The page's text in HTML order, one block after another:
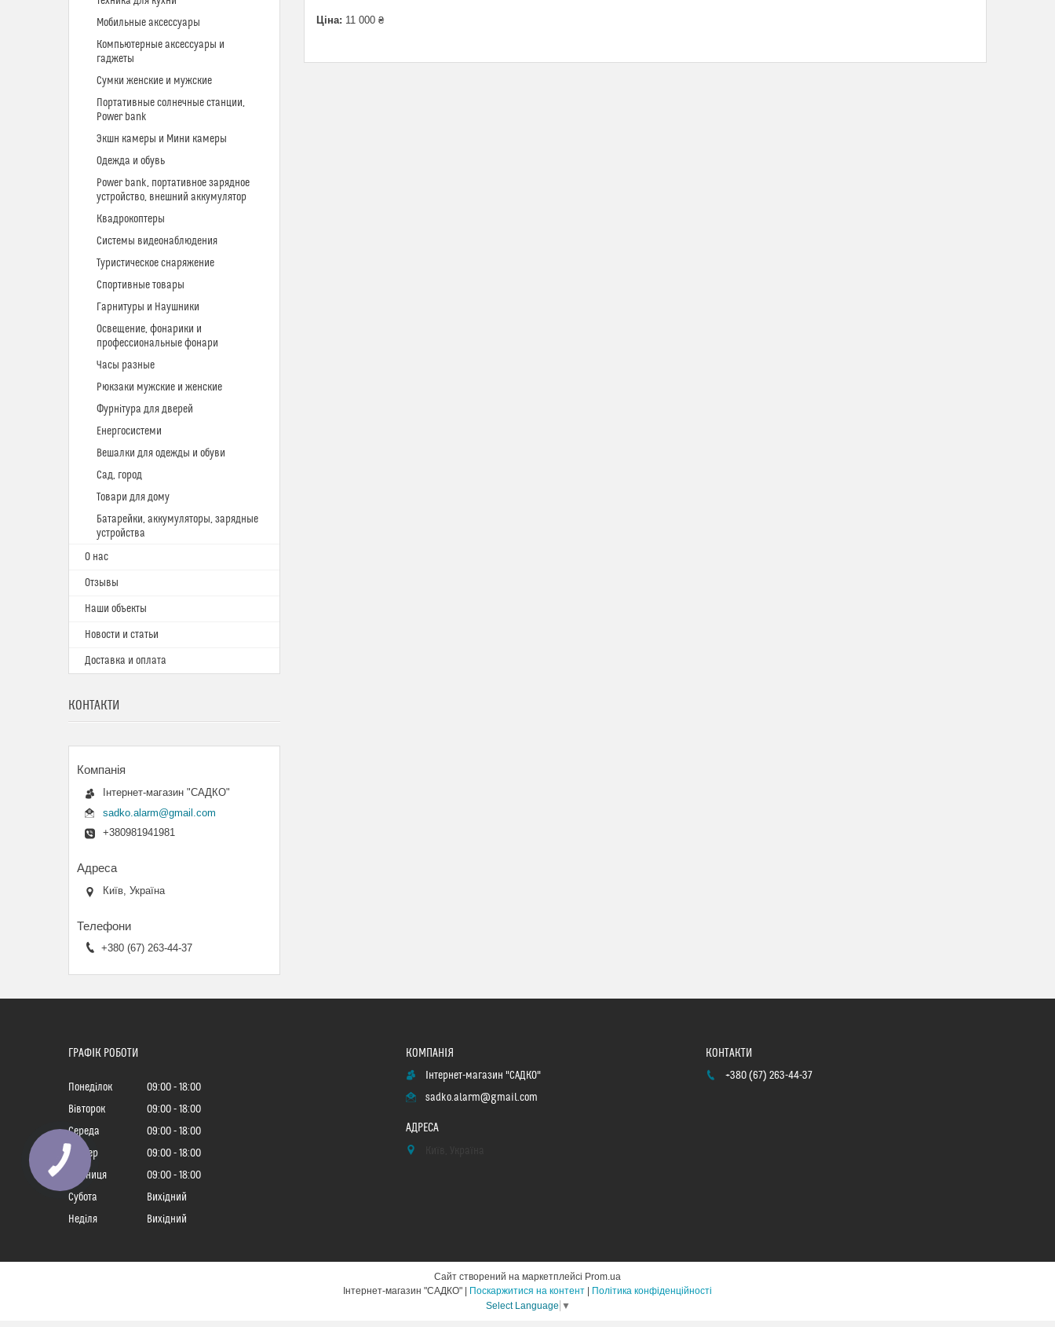
Ціна: 11 000 ₴
Мобильные аксессуары
Компьютерные аксессуары и
гаджеты
Сумки женские и мужские
Портативные солнечные станции,
Power bank
Экшн камеры и Мини камеры
Одежда и обувь
Power bank, портативное зарядное
устройство, внешний аккумулятор
Квадрокоптеры
Системы видеонаблюдения
Туристическое снаряжение
Спортивные товары
Гарнитуры и Наушники
Освещение, фонарики и
профессиональные фонари
Часы разные
Рюкзаки мужские и женские
Фурнітура для дверей
Енергосистеми
Вешалки для одежды и обуви
Сад, город
Товари для дому
Батарейки, аккумуляторы, зарядные
устройства
О нас
Отзывы
Наши объекты
Новости и статьи
Доставка и оплата
КОНТАКТИ
Інтернет-магазин "САДКО"
sadko.alarm@gmail.com
+380981941981
Київ, Україна
+380 (67) 263-44-37
ГРАФІК РОБОТИ
Понеділок 09:00
18:00
Вівторок
09:00
18:00
Середа
09:00
18:00
Четвер
09:00
18:00
Пʼятниця
09:00
18:00
Субота
Вихідний
Неділя
Вихідний
Інтернет-магазин "САДКО"
sadko.alarm@gmail.com
+380 (67) 263-44-37
Сайт створений на маркетплейсі Prom.ua
Поскаржитися на контент
Політика конфіденційності
Select Language ▼